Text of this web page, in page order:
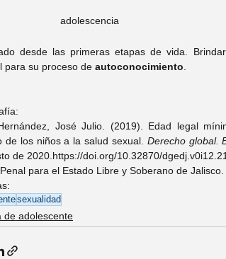
adolescencia
desde las primeras etapas de vida.
para su proceso de autoconocimiento.
José Julio. (2019). Edad legal
de los niños a la salud sexual. Derecho global.
de 2020.https://doi.org/10.32870/
para el Estado Libre y Soberano de
sexualidad
de adolescente